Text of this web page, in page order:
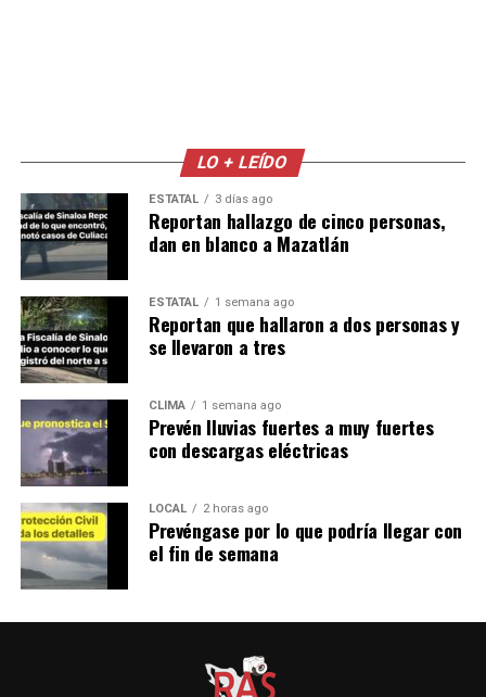
LO + LEÍDO
ESTATAL 3 días ago
Reportan hallazgo de cinco personas,
dan en blanco a Mazatlán
ESTATAL 1 semana ago
Reportan que hallaron a dos personas y
se llevaron a tres
CLIMA 1 semana ago
Prevén lluvias fuertes a muy fuertes
con descargas eléctricas
LOCAL 2 horas ago
Prevéngase por lo que podría llegar con
el fin de semana